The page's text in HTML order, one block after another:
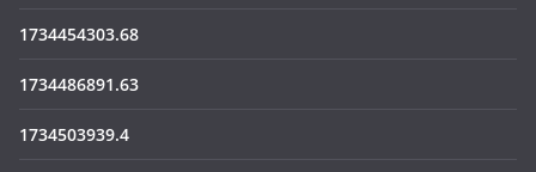
1734454303.68
1734486891.63
1734503939.4